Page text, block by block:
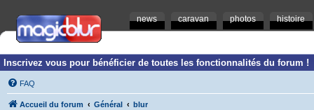
news caravan photos histoire
Inscrivez vous pour bénéficier de toutes les fonctionnalités du forum !
FAQ
Accueil du forum Général blur